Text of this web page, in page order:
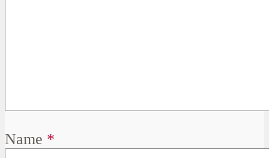
Name *